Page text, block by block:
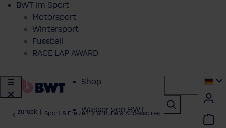
BWT im Sport
Motorsport
Wintersport
Fussball
RACE LAP AWARD
Shop
Wasser von BWT
zurück Sport & Freizeit Schuhe & Accessoires